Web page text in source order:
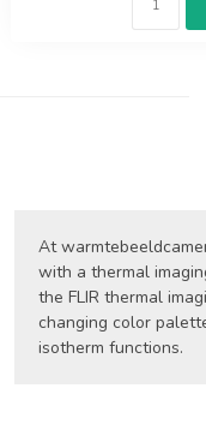
At
with a thermal
the FLIR thermal
changing color
isotherm functions.